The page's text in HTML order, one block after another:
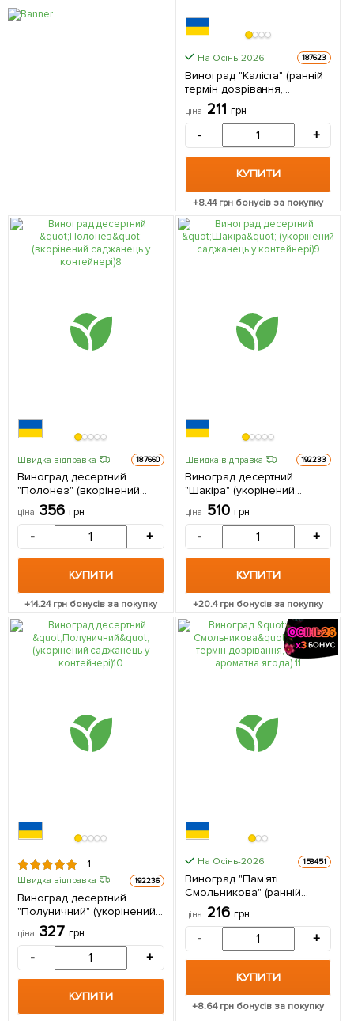
На Осінь-2026 187623
Виноград "Каліста" (ранній
термін дозрівання,
великий, морозостійкий) 1
саджанець в упаковці
ціна 211 грн
- +
КУПИТИ
+8.44грн бонусів за покупку
Швидка відправка 187660
Виноград десертний
"Полонез" (вкорінений
саджанець у контейнері) 1
саджанець в упаковці
ціна 356 грн
- +
КУПИТИ
+14.24грн бонусів за покупку
Швидка відправка 192233
Виноград десертний
"Шакіра" (укорінений
саджанець у контейнері) 1
саджанець в упаковці
ціна 510 грн
- +
КУПИТИ
+20.4грн бонусів за покупку
1
Швидка відправка 192236
Виноград десертний
"Полуничний" (укорінений
саджанець у контейнері) 1
саджанець в упаковці
ціна 327 грн
- +
КУПИТИ
На Осінь-2026 153451
Виноград "Пам'яті
Смольникова" (ранній
термін дозрівання, велика
ароматна ягода) 1
саджанець в упаковці
ціна 216 грн
- +
КУПИТИ
+8.64грн бонусів за покупку